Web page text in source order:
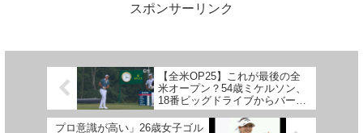
スポンサーリンク
【全米OP25】これが最後の全
米オープン？54歳ミケルソン、
18番ビッグドライブからバーデ
ィ狙うもパーセーブで1打届か
ず予選落ち
プロ意識が高い」26歳女子ゴル